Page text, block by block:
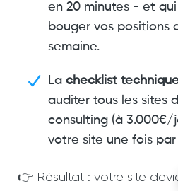
Découvrez les formules
en 20 minutes - et
bouger vos positions
semaine.
La checklist
auditer tous les sites
consulting (à 3.000€/
votre site une fois
👉 Résultat : votre site